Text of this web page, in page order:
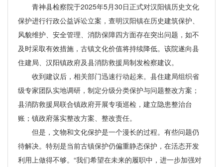
青神县检察院于2025年5月30日正式对汉阳镇历史文化
保护进行行政公益诉讼立案，查明汉阳镇在历史建筑保护、
风貌维护、安全管理、消防保障四方面存在突出问题，如不
及时采取有效措施，古镇文化价值将持续降低。该院遂向县
住建局、汉阳镇政府及县消防救援局制发检察建议。
收到建议后，相关部门迅速行动起来。县住建局组织省
级专家团队实地调研，制定分级分类保护与问题整改方案；
县消防救援局联合镇政府开展专项巡检，建立隐患整治台
账；镇政府落实整改方案、整改责任。
但是，文物和文化保护是一个漫长的过程。有些问题仍
待解决。特别是当前古镇保护仍偏重静态保护，在活态开发
利用上做得不够。“我们希望在未来的履职中，进一步加强对